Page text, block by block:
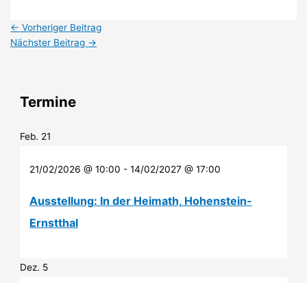
← Vorheriger Beitrag
Nächster Beitrag →
Termine
Feb. 21
21/02/2026 @ 10:00 - 14/02/2027 @ 17:00
Ausstellung: In der Heimath, Hohenstein-
Ernstthal
Dez. 5